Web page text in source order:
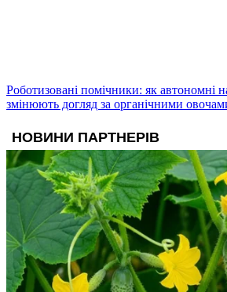
Роботизовані помічники: як автономні
змінюють догляд за органічними